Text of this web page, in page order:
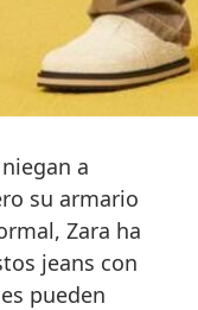
a
su armario
Zara ha
jeans con
pueden